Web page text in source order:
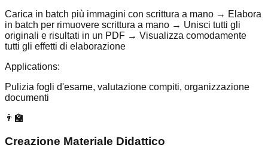
Carica in batch più immagini con scrittura a mano → Elabora
in batch per rimuovere scrittura a mano → Unisci tutti gli
originali e risultati in un PDF → Visualizza comodamente
tutti gli effetti di elaborazione
Applications:
Pulizia fogli d'esame, valutazione compiti, organizzazione
documenti
👨‍🏫
Creazione Materiale Didattico